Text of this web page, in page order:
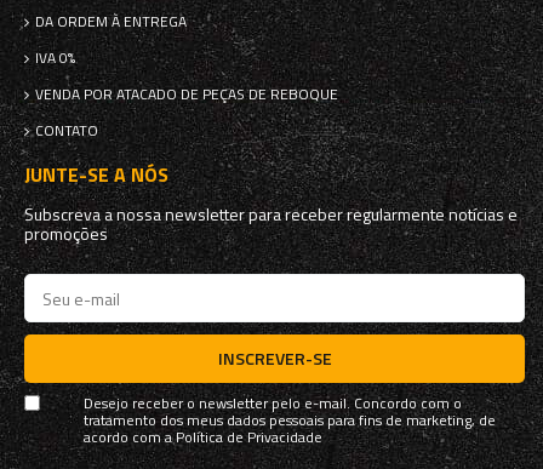
DA ORDEM À ENTREGA
IVA 0%
VENDA POR ATACADO DE PEÇAS DE REBOQUE
CONTATO
JUNTE-SE A NÓS
Subscreva a nossa newsletter para receber regularmente notícias e
promoções
INSCREVER-SE
Desejo receber o newsletter pelo e-mail. Concordo com o
tratamento dos meus dados pessoais para fins de marketing, de
acordo com aPolítica de Privacidade